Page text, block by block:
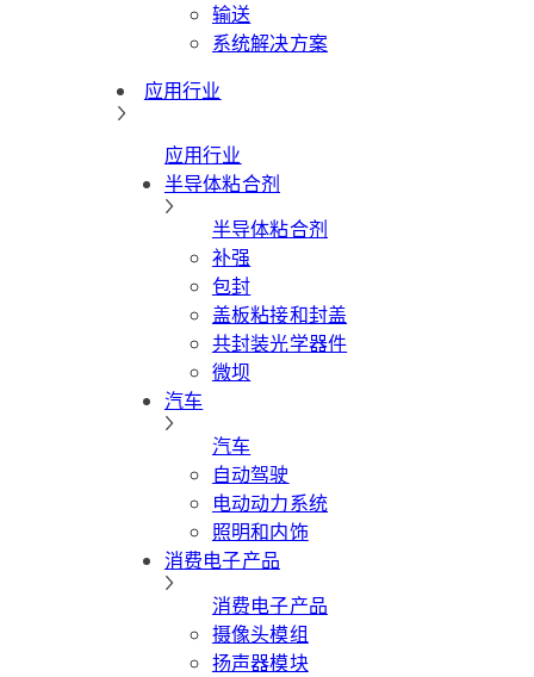
输送
系统解决方案
应用行业
应用行业
半导体粘合剂
半导体粘合剂
补强
包封
盖板粘接和封盖
共封装光学器件
微坝
汽车
汽车
自动驾驶
电动动力系统
照明和内饰
消费电子产品
消费电子产品
摄像头模组
扬声器模块